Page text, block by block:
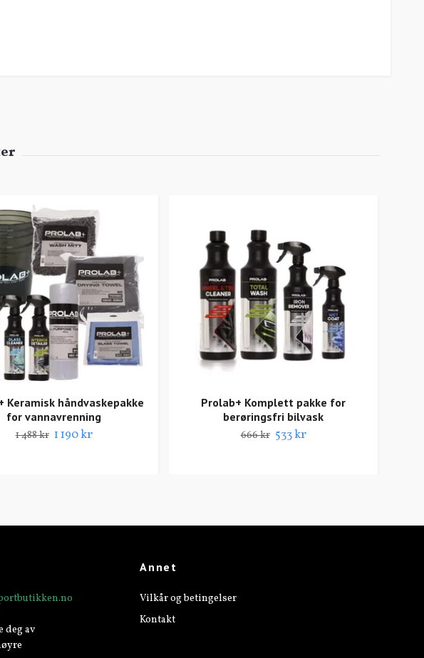
Keramisk håndvaskepakke
for vannavrenning
1 488 kr 1 190 kr
Prolab+ Komplett pakke for
berøringsfri bilvask
666 kr 533 kr
deg av
Annet
Vilkår og betingelser
Kontakt